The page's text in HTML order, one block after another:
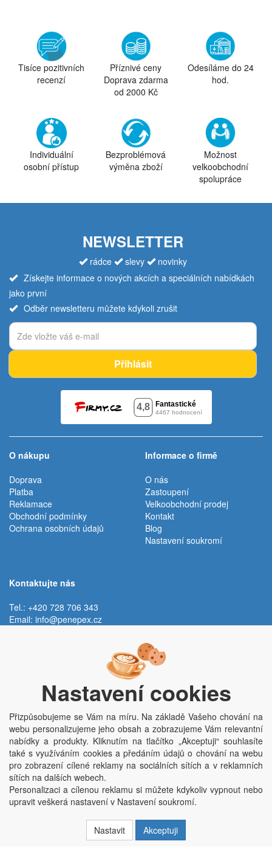
Tisíce pozitivních
recenzí
Příznivé ceny
Doprava zdarma
od 2000 Kč
Odesíláme do 24
hod.
Individuální
osobní přístup
Bezproblémová
výměna zboží
Možnost
velkoobchodní
spolupráce
NEWSLETTER
rádce slevy
novinky
Získejte informace o nových akcích a speciálních nabídkách
jako první
Odběr newsletteru můžete kdykoli zrušit
Přihlásit
O nákupu
Doprava
Platba
Reklamace
Obchodní podmínky
Ochrana osobních údajů
Informace o firmě
O nás
Zastoupení
Velkoobchodní prodej
Kontakt
Blog
Nastavení soukromí
Kontaktujte nás
Tel.: +420 728 706 343
Email: info@penepex.cz
Trávník 2076, 686 03 Staré Město
Copyright © Penepex s.r.o. 2025, powered byABRA E-shop
Penepex s.r.o., Za Špicí 1798, 686 03 Staré Město; IČO: 03220923; DIČ:
CZ03220923; zápis do obchodního rejstříku dne 22. 7. 2014, krajský soud v
Brně oddíl C, vložka 84002
Nastavení cookies
Přizpůsobujeme se Vám na míru. Na základě Vašeho chování na
webu personalizujeme jeho obsah a zobrazujeme Vám relevantní
nabídky a produkty. Kliknutím na tlačítko „Akceptuji“ souhlasíte
také s využíváním cookies a předáním údajů o chování na webu
pro zobrazení cílené reklamy na sociálních sítích a v reklamních
sítích na dalších webech.
Personalizaci a cílenou reklamu si můžete kdykoliv vypnout nebo
upravit veškerá nastavení v Nastavení soukromí.
Nastavit Akceptuji